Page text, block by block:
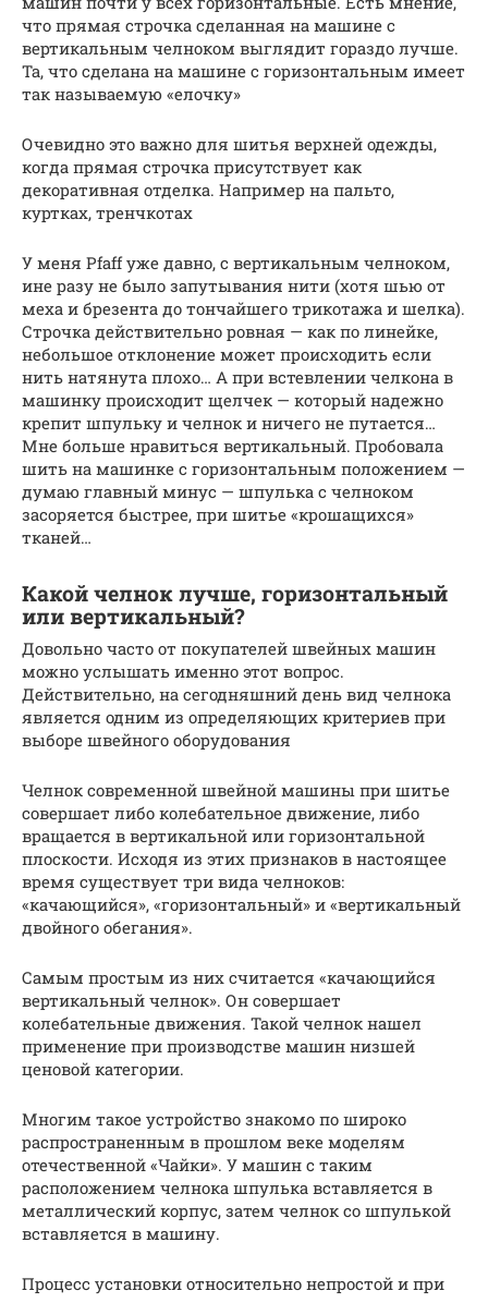
что прямая строчка сделанная на машине с
вертикальным челноком выглядит гораздо лучше.
Та, что сделана на машине с горизонтальным имеет
так называемую «елочку»
Очевидно это важно для шитья верхней одежды,
когда прямая строчка присутствует как
декоративная отделка. Например на пальто,
куртках, тренчкотах
У меня Pfaff уже давно, с вертикальным челноком,
ине разу не было запутывания нити (хотя шью от
меха и брезента до тончайшего трикотажа и шелка).
Строчка действительно ровная — как по линейке,
небольшое отклонение может происходить если
нить натянута плохо… А при встевлении челкона в
машинку происходит щелчек — который надежно
крепит шпульку и челнок и ничего не путается…
Мне больше нравиться вертикальный. Пробовала
шить на машинке с горизонтальным положением —
думаю главный минус — шпулька с челноком
засоряется быстрее, при шитье «крошащихся»
тканей…
Какой челнок лучше, горизонтальный
или вертикальный?
Довольно часто от покупателей швейных машин
можно услышать именно этот вопрос.
Действительно, на сегодняшний день вид челнока
является одним из определяющих критериев при
выборе швейного оборудования
Челнок современной швейной машины при шитье
совершает либо колебательное движение, либо
вращается в вертикальной или горизонтальной
плоскости. Исходя из этих признаков в настоящее
время существует три вида челноков:
«качающийся», «горизонтальный» и «вертикальный
двойного обегания».
Самым простым из них считается «качающийся
вертикальный челнок». Он совершает
колебательные движения. Такой челнок нашел
применение при производстве машин низшей
ценовой категории.
Многим такое устройство знакомо по широко
распространенным в прошлом веке моделям
отечественной «Чайки». У машин с таким
расположением челнока шпулька вставляется в
металлический корпус, затем челнок со шпулькой
вставляется в машину.
Процесс установки относительно непростой и при